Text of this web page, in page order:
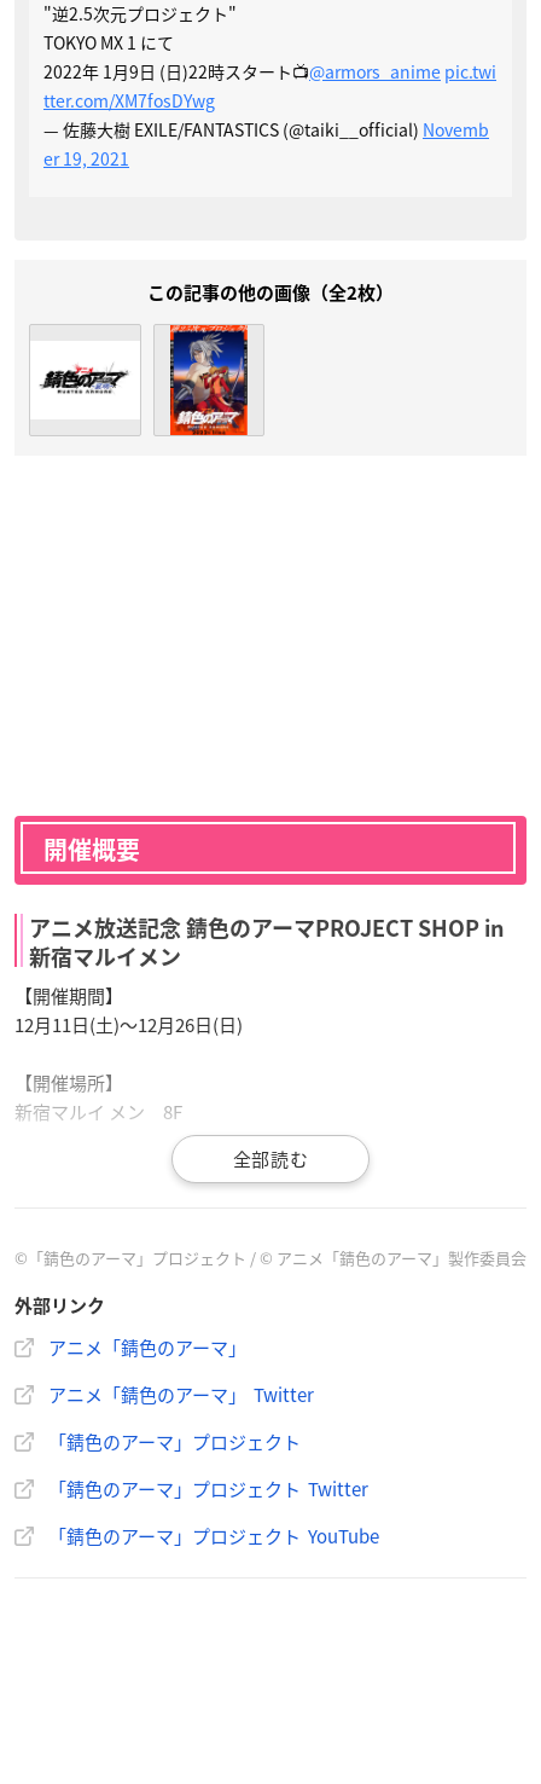
"逆2.5次元プロジェクト"
TOKYO MX 1 にて
2022年 1月9日 (日)22時スタート📺@armors_anime pic.twi
tter.com/XM7fosDYwg
— 佐藤大樹 EXILE/FANTASTICS (@taiki__official) Novemb
er 19, 2021
この記事の他の画像（全2枚）
開催概要
アニメ放送記念 錆色のアーマPROJECT SHOP in
新宿マルイメン
【開催期間】
12月11日(土)～12月26日(日)
【開催場所】
新宿マルイ メン 8F
作品概要
アニメ「錆色のアーマ -黎明-」
【放送情報】
BSフジ 2022年1月11日(火) 24:00～
テレビ和歌山 2022年1月9日(日) 24:00～
©「錆色のアーマ」プロジェクト / © アニメ「錆色のアーマ」製作委員会
外部リンク
アニメ「錆色のアーマ」
アニメ「錆色のアーマ」 Twitter
「錆色のアーマ」プロジェクト
「錆色のアーマ」プロジェクト Twitter
「錆色のアーマ」プロジェクト YouTube